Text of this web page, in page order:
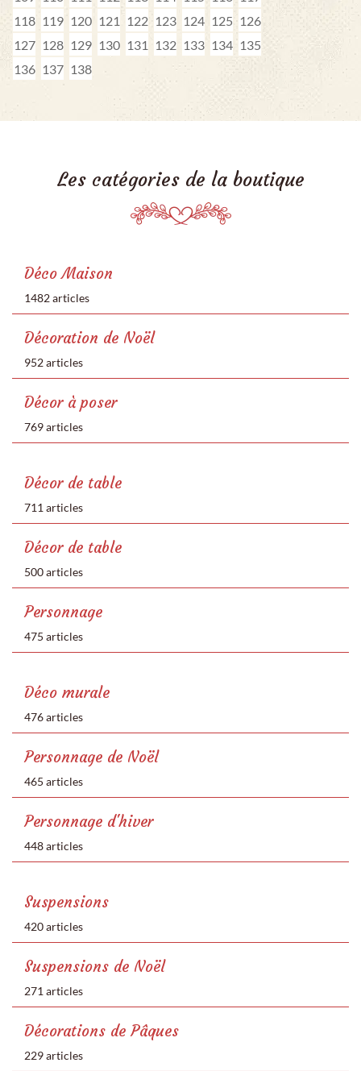
118 119 120 121 122 123 124 125 126
127 128 129 130 131 132 133 134 135
136 137 138
Les catégories de la boutique
Déco Maison
1482 articles
Décoration de Noël
952 articles
Décor à poser
769 articles
Décor de table
711 articles
Décor de table
500 articles
Personnage
475 articles
Déco murale
476 articles
Personnage de Noël
465 articles
Personnage d'hiver
448 articles
Suspensions
420 articles
Suspensions de Noël
271 articles
Décorations de Pâques
229 articles